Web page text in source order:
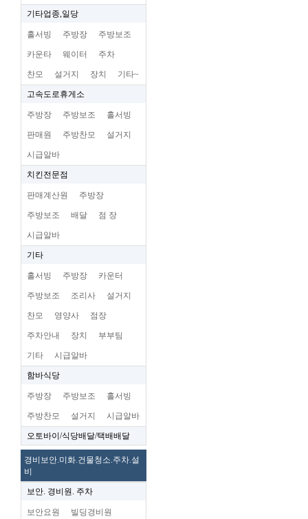
기타업종,일당
홀서빙 주방장 주방보조
카운타 웨이터 주차
찬모 설거지 장치 기타~
고속도로휴게소
주방장 주방보조 홀서빙
판매원 주방찬모 설거지
시급알바
치킨전문점
판매계산원 주방장
주방보조 배달 점 장
시급알바
기타
홀서빙 주방장 카운터
주방보조 조리사 설거지
찬모 영양사 점장
주차안내 장치 부부팀
기타 시급알바
함바식당
주방장 주방보조 홀서빙
주방찬모 설거지 시급알바
오토바이/식당배달/택배배달
경비보안.미화.건물청소.주차.설
비
보안. 경비원. 주차
보안요원 빌딩경비원